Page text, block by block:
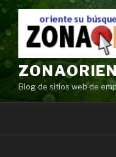
Ir
contenido
Blog de sitios web de